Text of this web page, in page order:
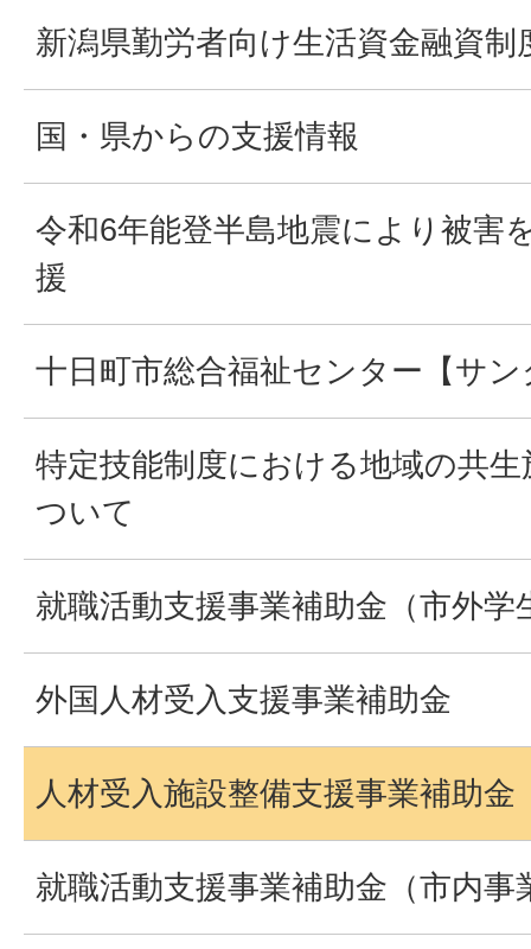
新潟県勤労者向け生活資金融資制
国・県からの支援情報
令和6年能登半島地震により被害
援
十日町市総合福祉センター【サ
特定技能制度における地域の共
ついて
就職活動支援事業補助金（市外学
外国人材受入支援事業補助金
人材受入施設整備支援事業補助金
就職活動支援事業補助金（市内事